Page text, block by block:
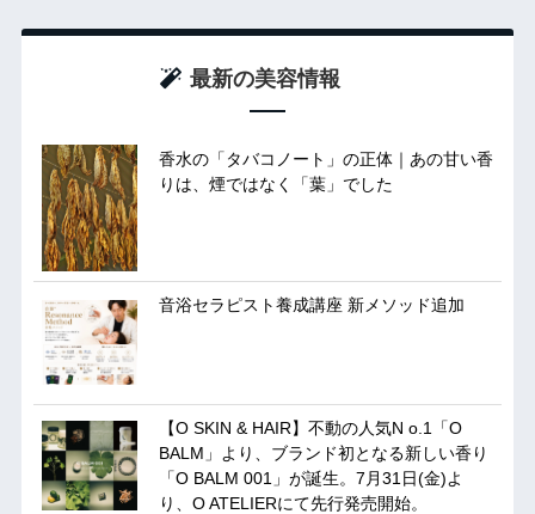
最新の美容情報
香水の「タバコノート」の正体｜あの甘い香
りは、煙ではなく「葉」でした
音浴セラピスト養成講座 新メソッド追加
【O SKIN & HAIR】不動の人気N o.1「O
BALM」より、ブランド初となる新しい香り
「O BALM 001」が誕生。7月31日(金)よ
り、O ATELIERにて先行発売開始。